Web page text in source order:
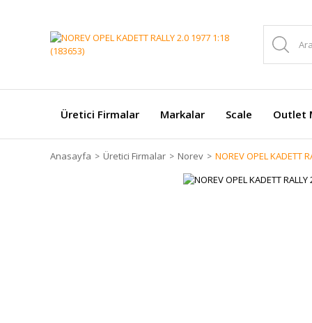
Üretici Firmalar Markalar Scale Outlet
Anasayfa Üretici Firmalar Norev NOREV OPEL KADETT